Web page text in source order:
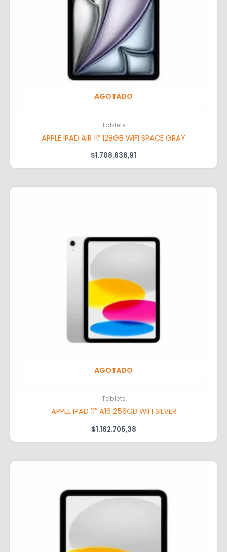
AGOTADO
Tablets
APPLE IPAD AIR 11″ 128GB WIFI SPACE GRAY
$1.708.636,91
AGOTADO
Tablets
APPLE IPAD 11″ A16 256GB WIFI SILVER
$1.162.705,38